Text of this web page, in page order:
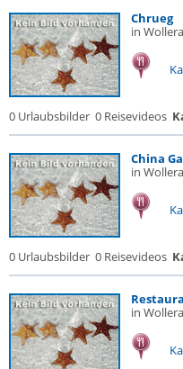
Chrueg
in
0 Urlaubsbilder 0 Reisevideos
China
in
0 Urlaubsbilder 0 Reisevideos
in